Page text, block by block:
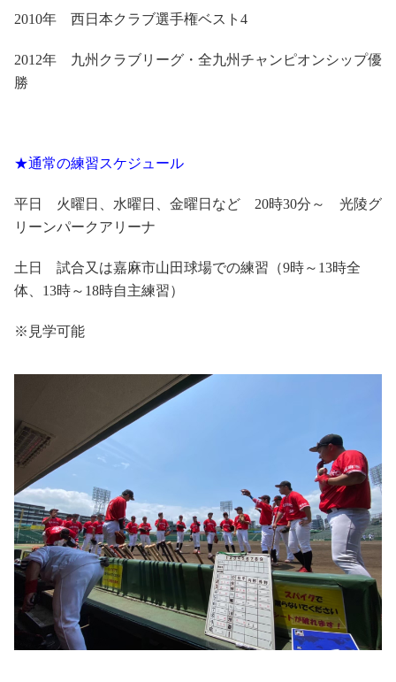
2010年 西日本クラブ選手権ベスト 4
2012年 九州クラブリーグ・全九州チャンピオンシップ優
勝
★通常の練習スケジュール
平日 火曜日、水曜日、金曜日など 20時30分～ 光陵グ
リーンパークアリーナ
土日 試合又は嘉麻市山田球場での練習（9時～ 13時全
体、 13時～ 18時自主練習）
※見学可能